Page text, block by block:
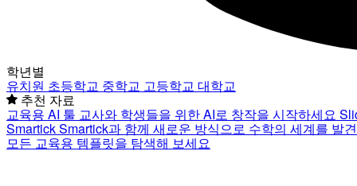
학년별
유치원 초등학교 중학교 고등학교 대학교
추천 자료
교육용 AI 툴 교사와 학생들을 위한 AI로 창작을 시작하세요
SmartickSmartick과 함께 새로운 방식으로 수학의 세계를 발
모든 교육용 템플릿을 탐색해 보세요